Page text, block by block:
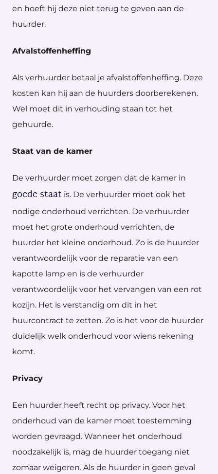
en hoeft hij deze niet terug te geven aan de
huurder.
Afvalstoffenheffing
Als verhuurder betaal je afvalstoffenheffing. Deze
kosten kan hij aan de huurders doorberekenen.
Wel moet dit in verhouding staan tot het
gehuurde.
Staat van de kamer
De verhuurder moet zorgen dat de kamer in
goede staat is. De verhuurder moet ook het
nodige onderhoud verrichten. De verhuurder
moet het grote onderhoud verrichten, de
huurder het kleine onderhoud. Zo is de huurder
verantwoordelijk voor de reparatie van een
kapotte lamp en is de verhuurder
verantwoordelijk voor het vervangen van een rot
kozijn. Het is verstandig om dit in het
huurcontract te zetten. Zo is het voor de huurder
duidelijk welk onderhoud voor wiens rekening
komt.
Privacy
Een huurder heeft recht op privacy. Voor het
onderhoud van de kamer moet toestemming
worden gevraagd. Wanneer het onderhoud
noodzakelijk is, mag de huurder toegang niet
zomaar weigeren. Als de huurder in geen geval